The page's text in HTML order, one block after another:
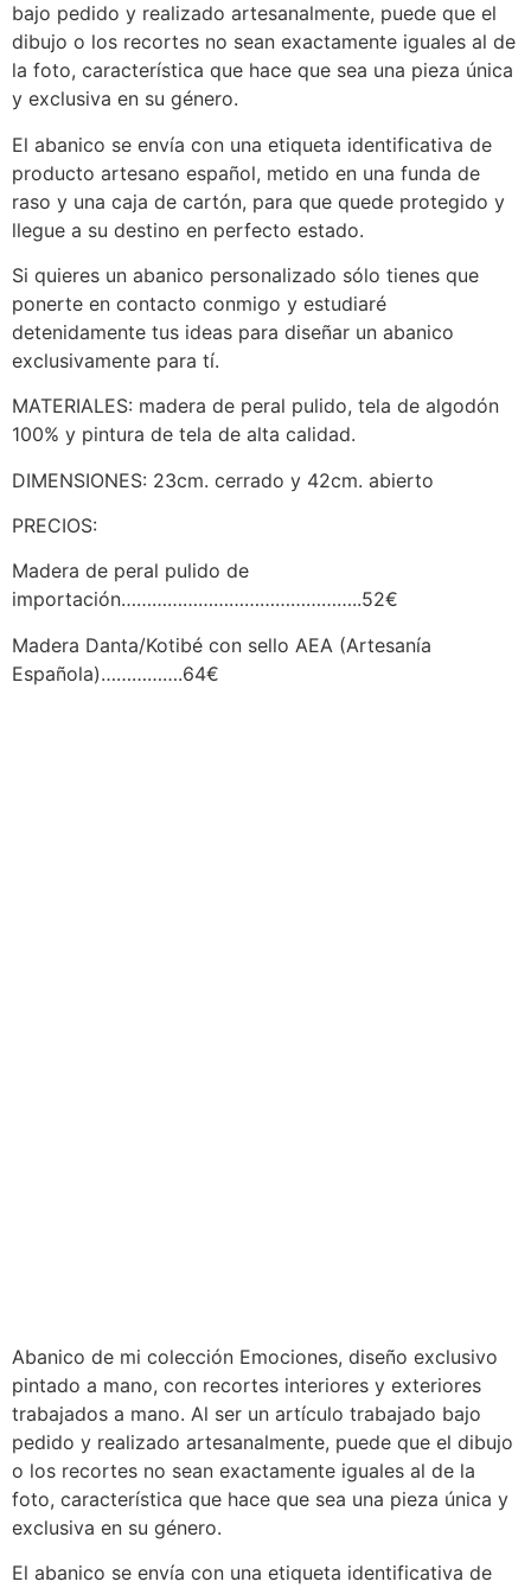
bajo pedido y realizado artesanalmente, puede que el
dibujo o los recortes no sean exactamente iguales al de
la foto, característica que hace que sea una pieza única
y exclusiva en su género.
El abanico se envía con una etiqueta identificativa de
producto artesano español, metido en una funda de
raso y una caja de cartón, para que quede protegido y
llegue a su destino en perfecto estado.
Si quieres un abanico personalizado sólo tienes que
ponerte en contacto conmigo y estudiaré
detenidamente tus ideas para diseñar un abanico
exclusivamente para tí.
MATERIALES: madera de peral pulido, tela de algodón
100% y pintura de tela de alta calidad.
DIMENSIONES: 23cm. cerrado y 42cm. abierto
PRECIOS:
Madera de peral pulido de
importación………………………………………..52€
Madera Danta/Kotibé con sello AEA (Artesanía
Española)…………….64€
Abanico de mi colección Emociones, diseño exclusivo
pintado a mano, con recortes interiores y exteriores
trabajados a mano. Al ser un artículo trabajado bajo
pedido y realizado artesanalmente, puede que el dibujo
o los recortes no sean exactamente iguales al de la
foto, característica que hace que sea una pieza única y
exclusiva en su género.
El abanico se envía con una etiqueta identificativa de